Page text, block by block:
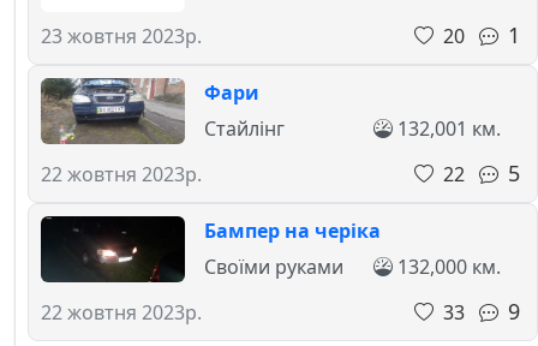
23 жовтня 2023р. 20 1
Фари
22 жовтня 2023р.
Стайлінг
132,001 км.
22
5
Бампер на черіка
22 жовтня 2023р.
Своїми руками
132,000 км.
33
9